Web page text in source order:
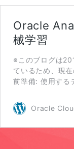
Oracle
械学習
※このブログは
ているため、現
前準備: 使用する
Oracle